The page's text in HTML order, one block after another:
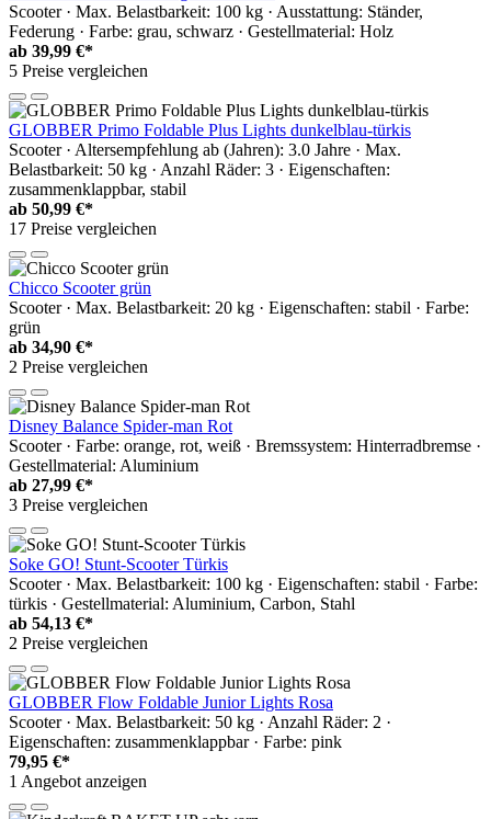
Scooter · Max. Belastbarkeit: 100 kg · Ausstattung: Ständer,
Federung · Farbe: grau, schwarz · Gestellmaterial: Holz
ab 39,99 €*
5 Preise vergleichen
GLOBBER Primo Foldable Plus Lights dunkelblau-türkis
Scooter · Altersempfehlung ab (Jahren): 3.0 Jahre · Max.
Belastbarkeit: 50 kg · Anzahl Räder: 3 · Eigenschaften:
zusammenklappbar, stabil
ab 50,99 €*
17 Preise vergleichen
Chicco Scooter grün
Scooter · Max. Belastbarkeit: 20 kg · Eigenschaften: stabil · Farbe:
grün
ab 34,90 €*
2 Preise vergleichen
Disney Balance Spider-man Rot
Scooter · Farbe: orange, rot, weiß · Bremssystem: Hinterradbremse ·
Gestellmaterial: Aluminium
ab 27,99 €*
3 Preise vergleichen
Soke GO! Stunt-Scooter Türkis
Scooter · Max. Belastbarkeit: 100 kg · Eigenschaften: stabil · Farbe:
türkis · Gestellmaterial: Aluminium, Carbon, Stahl
ab 54,13 €*
2 Preise vergleichen
GLOBBER Flow Foldable Junior Lights Rosa
Scooter · Max. Belastbarkeit: 50 kg · Anzahl Räder: 2 ·
Eigenschaften: zusammenklappbar · Farbe: pink
79,95 €*
1 Angebot anzeigen